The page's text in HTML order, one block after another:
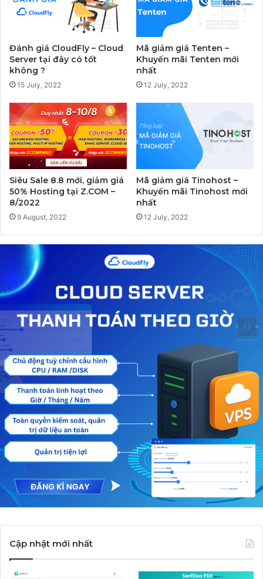
Đánh giá CloudFly – Cloud
Server tại đây có tốt
không ?
15 July, 2022
Mã giảm giá Tenten –
Khuyến mãi Tenten mới
nhất
12 July, 2022
Siêu Sale 8.8 mới, giảm giá
50% Hosting tại Z.COM –
8/2022
9 August, 2022
Mã giảm giá Tinohost –
Khuyến mãi Tinohost mới
nhất
12 July, 2022
Cập nhật mới nhất